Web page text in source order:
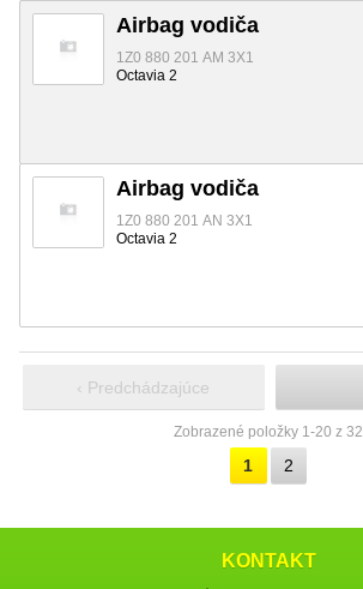
Airbag vodiča
1Z0 880 201 AM 3X1
Octavia 2
Airbag vodiča
1Z0 880 201 AN 3X1
Octavia 2
‹ Predchádzajúce
Zobrazené položky 1-20 z 32
1 2
KONTAKT